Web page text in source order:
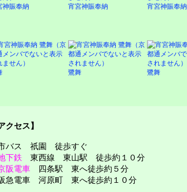
神賑奉納 宵宮神賑奉納 宵宮神賑奉納
鷺舞 鷺舞
クセス】
バス 祇園 徒歩すぐ
下鉄 東西線 東山駅 徒歩約１０分
阪電車 四条駅 東へ徒歩約５分
急電車 河原町 東へ徒歩約１０分